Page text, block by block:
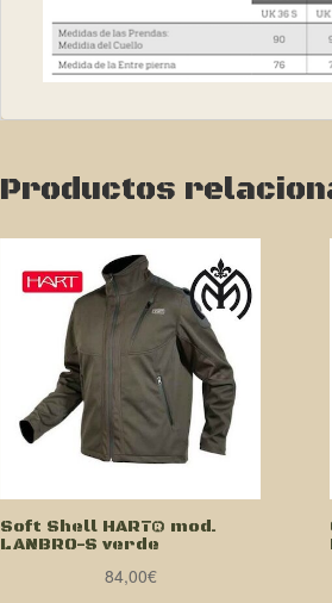
Productos
Soft Shell HART® mod.
LANBRO-S verde
84,00€